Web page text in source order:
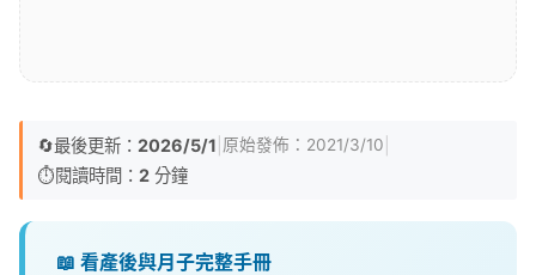
🔄最後更新： 2026/5/1 原始發佈： 2021/3/10
⏱️閱讀時間： 2 分鐘
📖 看產後與月子完整手冊